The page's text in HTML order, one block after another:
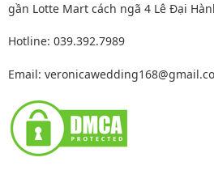
gần Lotte Mart cách ngã 4 Lê Đại
Hotline: 039.392.7989
Email: